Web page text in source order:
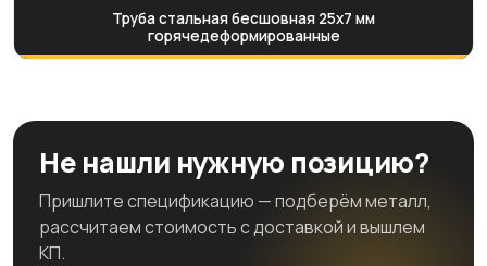
Труба стальная бесшовная 25х7 мм
горячедеформированные
Не нашли нужную позицию?
Пришлите спецификацию — подберём металл,
рассчитаем стоимость с доставкой и вышлем
КП.